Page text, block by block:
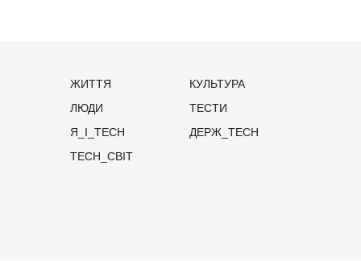
ЖИТТЯ
КУЛЬТУРА
ЛЮДИ
ТЕСТИ
Я_І_TECH
ДЕРЖ_TECH
TECH_СВІТ